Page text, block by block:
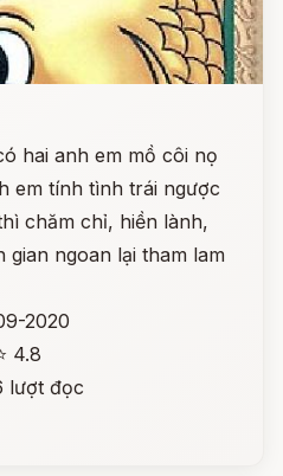
hai anh em mồ côi nọ
em tính tình trái ngược
chăm chỉ, hiền lành,
ngoan lại tham lam
2020
4.8
lượt đọc